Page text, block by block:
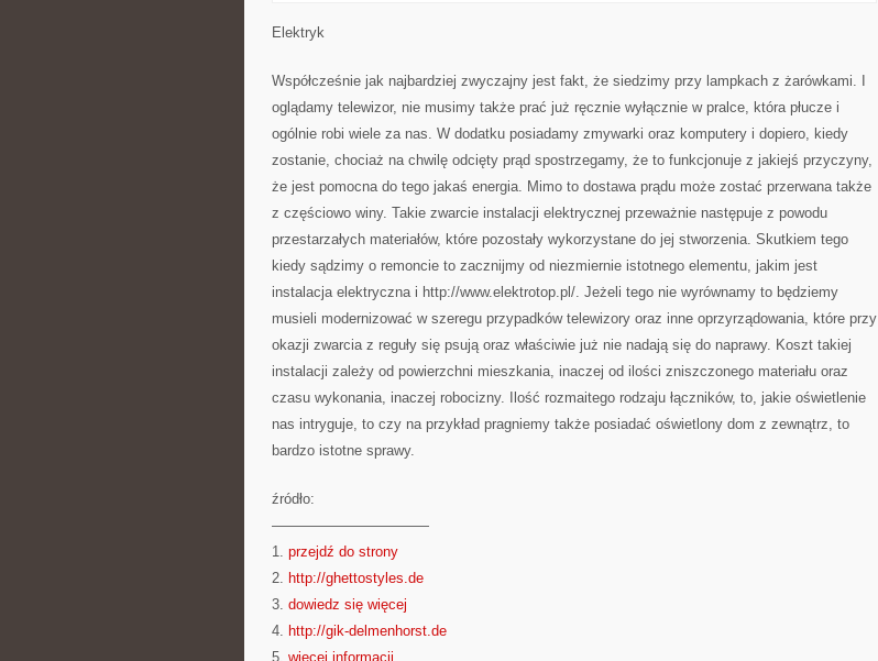
Elektryk
Współcześnie jak najbardziej zwyczajny jest fakt, że siedzimy przy lampkach z żarówkami. I
oglądamy telewizor, nie musimy także prać już ręcznie wyłącznie w pralce, która płucze i
ogólnie robi wiele za nas. W dodatku posiadamy zmywarki oraz komputery i dopiero, kiedy
zostanie, chociaż na chwilę odcięty prąd spostrzegamy, że to funkcjonuje z jakiejś przyczyny,
że jest pomocna do tego jakaś energia. Mimo to dostawa prądu może zostać przerwana także
z częściowo winy. Takie zwarcie instalacji elektrycznej przeważnie następuje z powodu
przestarzałych materiałów, które pozostały wykorzystane do jej stworzenia. Skutkiem tego
kiedy sądzimy o remoncie to zacznijmy od niezmiernie istotnego elementu, jakim jest
instalacja elektryczna i http://www.elektrotop.pl/. Jeżeli tego nie wyrównamy to będziemy
musieli modernizować w szeregu przypadków telewizory oraz inne oprzyrządowania, które przy
okazji zwarcia z reguły się psują oraz właściwie już nie nadają się do naprawy. Koszt takiej
instalacji zależy od powierzchni mieszkania, inaczej od ilości zniszczonego materiału oraz
czasu wykonania, inaczej robocizny. Ilość rozmaitego rodzaju łączników, to, jakie oświetlenie
nas intryguje, to czy na przykład pragniemy także posiadać oświetlony dom z zewnątrz, to
bardzo istotne sprawy.
źródło:
———————————
1. przejdź do strony
2. http://ghettostyles.de
3. dowiedz się więcej
4. http://gik-delmenhorst.de
5. więcej informacji